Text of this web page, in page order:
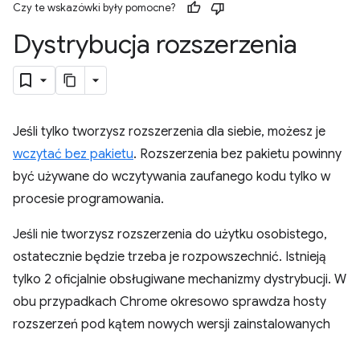
Czy te wskazówki były pomocne?
Dystrybucja rozszerzenia
Jeśli tylko tworzysz rozszerzenia dla siebie, możesz je
wczytać bez pakietu. Rozszerzenia bez pakietu powinny
być używane do wczytywania zaufanego kodu tylko w
procesie programowania.
Jeśli nie tworzysz rozszerzenia do użytku osobistego,
ostatecznie będzie trzeba je rozpowszechnić. Istnieją
tylko 2 oficjalnie obsługiwane mechanizmy dystrybucji. W
obu przypadkach Chrome okresowo sprawdza hosty
rozszerzeń pod kątem nowych wersji zainstalowanych